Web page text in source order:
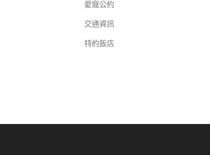
愛寵公約
交通資訊
特約飯店